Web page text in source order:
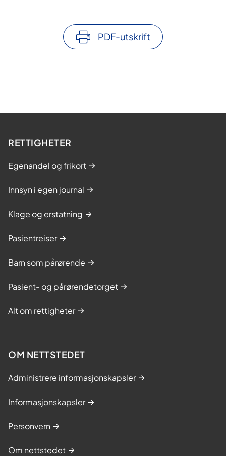
PDF-utskrift
RETTIGHETER
Egenandel og frikort
Innsyn i egen journal
Klage og erstatning
Pasientreiser
Barn som pårørende
Pasient- og pårørendetorget
Alt om rettigheter
OM NETTSTEDET
Administrere informasjonskapsler
Informasjonskapsler
Personvern
Om nettstedet